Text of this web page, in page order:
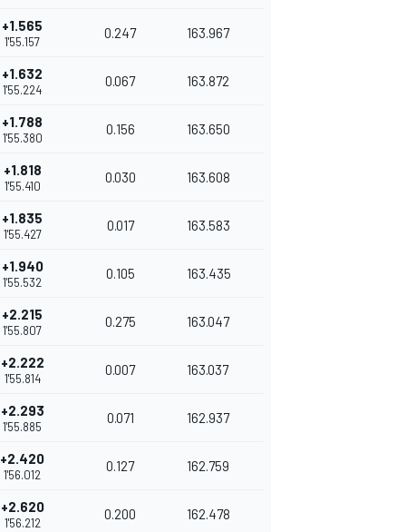
+1.565
1'55.157
0.247 163.967
+1.632
1'55.224
0.067 163.872
+1.788
1'55.380
0.156 163.650
+1.818
1'55.410
0.030 163.608
+1.835
1'55.427
0.017 163.583
+1.940
1'55.532
0.105 163.435
+2.215
1'55.807
0.275 163.047
+2.222
1'55.814
0.007 163.037
+2.293
1'55.885
0.071 162.937
+2.420
1'56.012
0.127 162.759
+2.620
1'56.212
0.200 162.478